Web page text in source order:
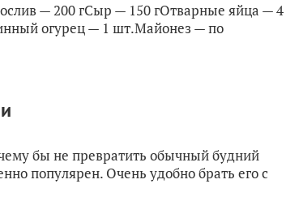
— 200 гСыр — 150 гОтварные яйца — 4
огурец — 1 шт.Майонез — по
бы не превратить обычный будний
популярен. Очень удобно брать его с